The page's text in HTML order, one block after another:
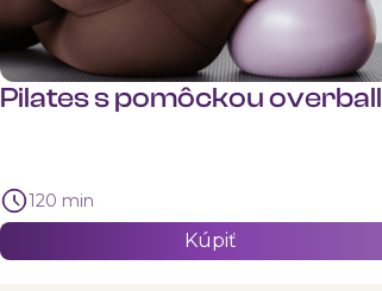
Pilates s pomôckou overball
120 min
Kúpiť